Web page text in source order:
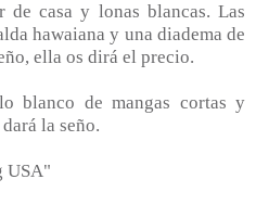
de casa y lonas blancas. Las
hawaiana y una diadema de
ella os dirá el precio.
blanco de mangas cortas y
la seño.
USA"